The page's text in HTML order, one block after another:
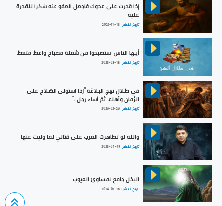
إذا قدرت على عدوك فاجعل العفو عنه شكرا للقدرة
عليه
تاريخ النشر :2025-11-13
أيـها الناس استصبحوا من شعلة مصباح واعظ متعظ
تاريخ النشر :2023-03-18
في ظلال نهج البلاغة ”إذا استولى الصّلاح على
الزّمان وأهله، ثمّ أساء رجل..“
تاريخ النشر :2026-02-26
والله لو تظاهرت العرب على قتالي لما وليت عنها
تاريخ النشر :2023-04-19
البخل جامع لمساوئ العيوب
تاريخ النشر :2024-01-16